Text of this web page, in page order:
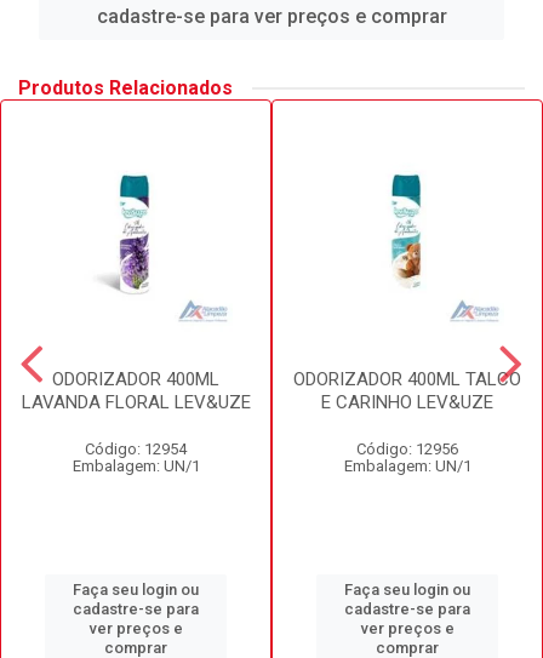
cadastre-se para ver preços e comprar
Produtos Relacionados
ODORIZADOR 400ML
LAVANDA FLORAL LEV&UZE
Código: 12954
Embalagem: UN/1
Faça seu login ou
cadastre-se para
ver preços e
comprar
ODORIZADOR 400ML TALCO
E CARINHO LEV&UZE
Código: 12956
Embalagem: UN/1
Faça seu login ou
cadastre-se para
ver preços e
comprar